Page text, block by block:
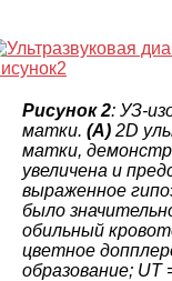
Рисунок 2: УЗ-
матки. (A) 2D
матки,
увеличена и
выраженное
было
обильный
цветное
образование; UT